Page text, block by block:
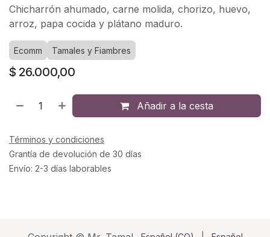
Chicharrón ahumado, carne molida, chorizo, huevo,
arroz, papa cocida y plátano maduro.
Ecomm Tamales y Fiambres
$ 26.000,00
Añadir a la cesta
Términos y condiciones
Grantía de devolución de 30 días
Envío: 2-3 días laborables